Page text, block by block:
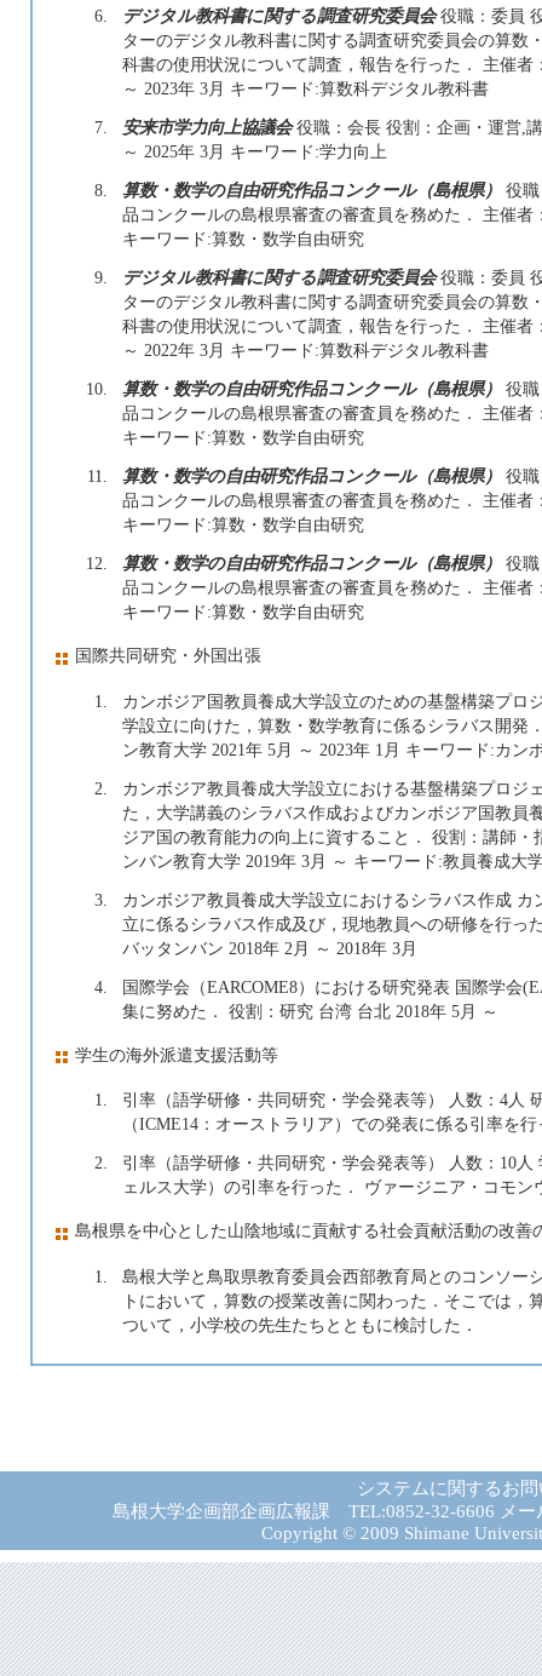
6.
デジタル教科書に関する調査研究委員会役職：委員
ターのデジタル教科書に関する調査研究委員会の算数
科書の使用状況について調査，報告を行った． 主催
～ 2023年 3月 キーワード:算数科デジタル教科書
7.
安来市学力向上協議会役職：会長 役割：企画・運営,
～ 2025年 3月 キーワード:学力向上
8.
算数・数学の自由研究作品コンクール（島根県）
役
品コンクールの島根県審査の審査員を務めた． 主催
キーワード:算数・数学自由研究
9.
デジタル教科書に関する調査研究委員会役職：委員
ターのデジタル教科書に関する調査研究委員会の算数
科書の使用状況について調査，報告を行った． 主催
～ 2022年 3月 キーワード:算数科デジタル教科書
10.
算数・数学の自由研究作品コンクール（島根県）
役
品コンクールの島根県審査の審査員を務めた． 主催
キーワード:算数・数学自由研究
11.
算数・数学の自由研究作品コンクール（島根県）
役
品コンクールの島根県審査の審査員を務めた． 主催
キーワード:算数・数学自由研究
12.
算数・数学の自由研究作品コンクール（島根県）
役
品コンクールの島根県審査の審査員を務めた． 主催
キーワード:算数・数学自由研究
国際共同研究・外国出張
1.
カンボジア国教員養成大学設立のための基盤構築プロ
学設立に向けた，算数・数学教育に係るシラバス開発
ン教育大学 2021年 5月 ～ 2023年 1月 キーワード:カ
2.
カンボジア教員養成大学設立における基盤構築プロジ
た，大学講義のシラバス作成およびカンボジア国教員
ジア国の教育能力の向上に資すること． 役割：講師
ンバン教育大学 2019年 3月 ～ キーワード:教員養成大
3.
カンボジア教員養成大学設立におけるシラバス作成
立に係るシラバス作成及び，現地教員への研修を行っ
バッタンバン 2018年 2月 ～ 2018年 3月
4.
国際学会（EARCOME8）における研究発表 国際学会
集に努めた． 役割：研究 台湾 台北 2018年 5月 ～
学生の海外派遣支援活動等
1.
引率（語学研修・共同研究・学会発表等） 人数：4人
（ICME14：オーストラリア）での発表に係る引率を
2.
引率（語学研修・共同研究・学会発表等） 人数：10
ェルス大学）の引率を行った． ヴァージニア・コモン
島根県を中心とした山陰地域に貢献する社会貢献活動の改善
1.
島根大学と鳥取県教育委員会西部教育局とのコンソー
トにおいて，算数の授業改善に関わった．そこでは
ついて，小学校の先生たちとともに検討した．
システムに関するお
島根大学企画部企画広報課 TEL:0852-32-6606 メー
Copyright © 2009 Shimane